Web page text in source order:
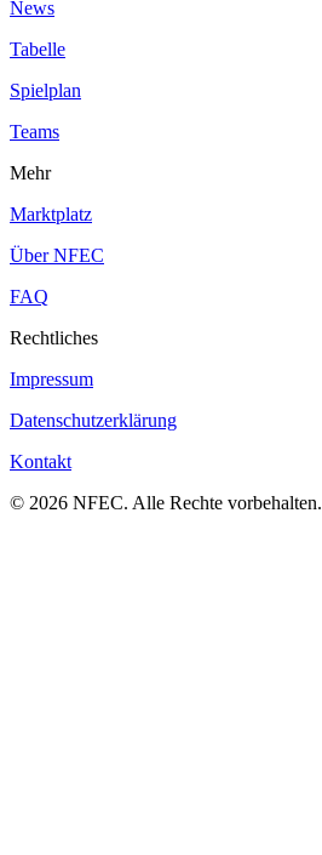
News
Tabelle
Spielplan
Teams
Mehr
Marktplatz
Über NFEC
FAQ
Rechtliches
Impressum
Datenschutzerklärung
Kontakt
© 2026 NFEC. Alle Rechte vorbehalten.